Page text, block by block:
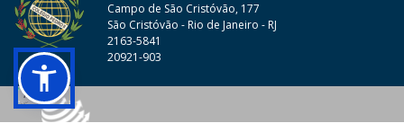
Campo de São Cristóvão, 177
São Cristóvão - Rio de Janeiro - RJ
2163-5841
20921-903